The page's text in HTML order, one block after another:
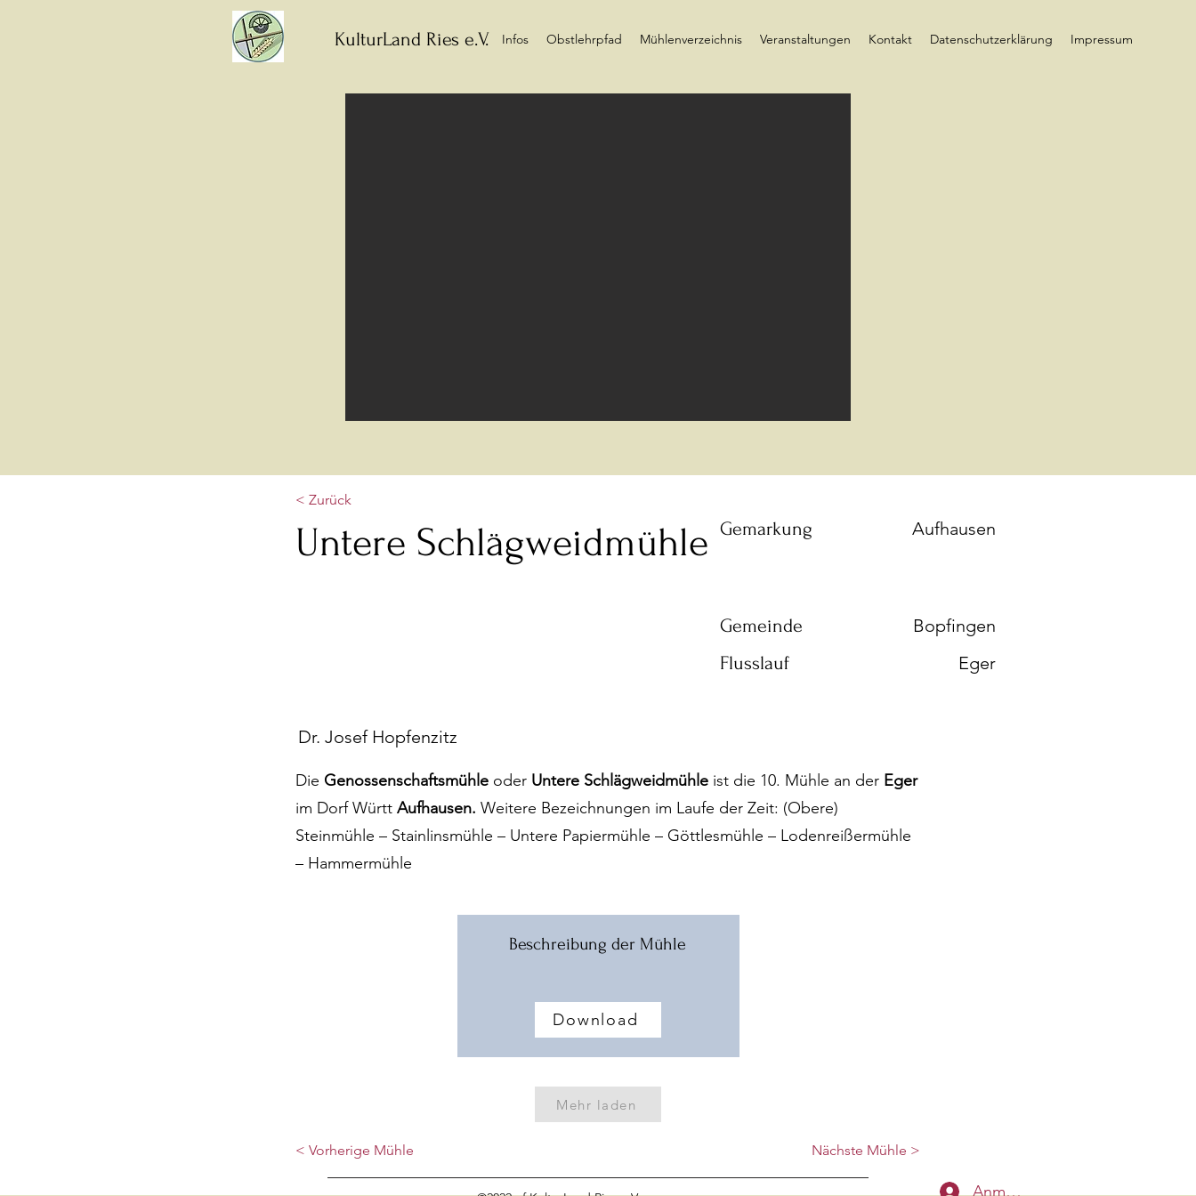
Infos Obstlehrpfad Mühlenverzeichnis Veranstaltungen Kontakt Datenschutzerklärung Impressum
KulturLand Ries e.V.
Untere Schlägweidmühle
< Zurück
Gemarkung Aufhausen
Gemeinde
Bopfingen
Flusslauf
Eger
Dr. Josef Hopfenzitz
Die Genossenschaftsmühle oder Untere Schlägweidmühle ist die 10. Mühle an der Eger
im Dorf Württ Aufhausen. Weitere Bezeichnungen im Laufe der Zeit: (Obere)
Steinmühle – Stainlinsmühle – Untere Papiermühle – Göttlesmühle – Lodenreißermühle
– Hammermühle
Beschreibung der Mühle
Download
Mehr laden
< Vorherige Mühle Nächste Mühle >
Anmelden